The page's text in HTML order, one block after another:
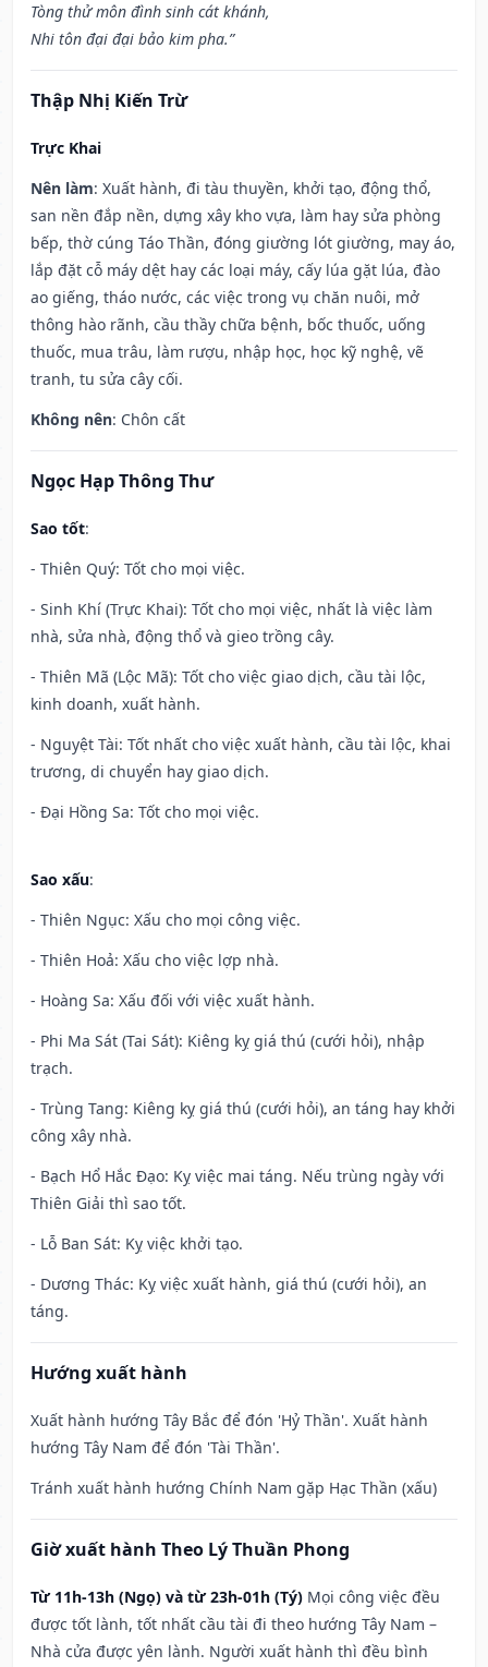
Tòng thử môn đình sinh cát khánh,
Nhi tôn đại đại bảo kim pha.”
Thập Nhị Kiến Trừ
Trực Khai
Nên làm: Xuất hành, đi tàu thuyền, khởi tạo, động thổ,
san nền đắp nền, dựng xây kho vựa, làm hay sửa phòng
bếp, thờ cúng Táo Thần, đóng giường lót giường, may áo,
lắp đặt cỗ máy dệt hay các loại máy, cấy lúa gặt lúa, đào
ao giếng, tháo nước, các việc trong vụ chăn nuôi, mở
thông hào rãnh, cầu thầy chữa bệnh, bốc thuốc, uống
thuốc, mua trâu, làm rượu, nhập học, học kỹ nghệ, vẽ
tranh, tu sửa cây cối.
Không nên: Chôn cất
Ngọc Hạp Thông Thư
Sao tốt:
- Thiên Quý: Tốt cho mọi việc.
- Sinh Khí (Trực Khai): Tốt cho mọi việc, nhất là việc làm
nhà, sửa nhà, động thổ và gieo trồng cây.
- Thiên Mã (Lộc Mã): Tốt cho việc giao dịch, cầu tài lộc,
kinh doanh, xuất hành.
- Nguyệt Tài: Tốt nhất cho việc xuất hành, cầu tài lộc, khai
trương, di chuyển hay giao dịch.
- Đại Hồng Sa: Tốt cho mọi việc.
Sao xấu:
- Thiên Ngục: Xấu cho mọi công việc.
- Thiên Hoả: Xấu cho việc lợp nhà.
- Hoàng Sa: Xấu đối với việc xuất hành.
- Phi Ma Sát (Tai Sát): Kiêng kỵ giá thú (cưới hỏi), nhập
trạch.
- Trùng Tang: Kiêng kỵ giá thú (cưới hỏi), an táng hay khởi
công xây nhà.
- Bạch Hổ Hắc Đạo: Kỵ việc mai táng. Nếu trùng ngày với
Thiên Giải thì sao tốt.
- Lỗ Ban Sát: Kỵ việc khởi tạo.
- Dương Thác: Kỵ việc xuất hành, giá thú (cưới hỏi), an
táng.
Hướng xuất hành
Xuất hành hướng Tây Bắc để đón 'Hỷ Thần'. Xuất hành
hướng Tây Nam để đón 'Tài Thần'.
Tránh xuất hành hướng Chính Nam gặp Hạc Thần (xấu)
Giờ xuất hành Theo Lý Thuần Phong
Từ 11h-13h (Ngọ) và từ 23h-01h (Tý) Mọi công việc đều
được tốt lành, tốt nhất cầu tài đi theo hướng Tây Nam –
Nhà cửa được yên lành. Người xuất hành thì đều bình